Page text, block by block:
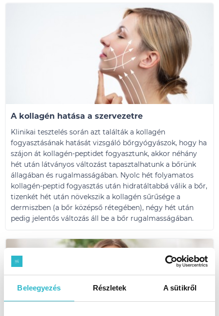
Beleegyezés Részletek A sütikről
A kollagén hatása a szervezetre
Klinikai tesztelés során azt találták a kollagén
fogyasztásának hatását vizsgáló bőrgyógyászok, hogy ha
szájon át kollagén-peptidet fogyasztunk, akkor néhány
hét után látványos változást tapasztalhatunk a bőrünk
állagában és rugalmasságában. Nyolc hét folyamatos
kollagén-peptid fogyasztás után hidratáltabbá válik a bőr,
tizenkét hét után növekszik a kollagén sűrűsége a
dermiszben (a bőr középső rétegében), négy hét után
pedig jelentős változás áll be a bőr rugalmasságában.